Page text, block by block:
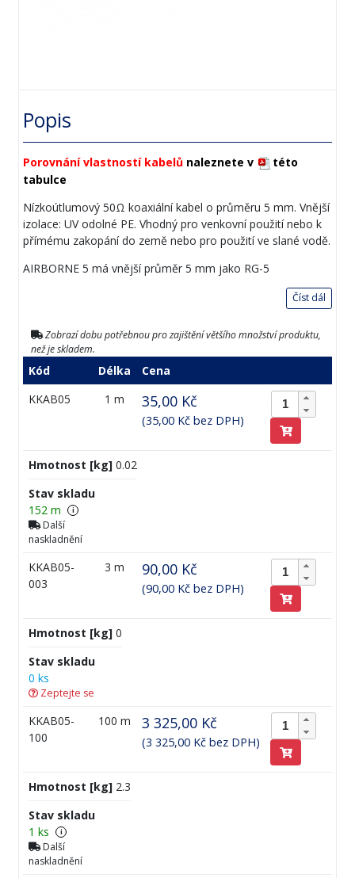
Popis
Porovnání vlastností kabelů naleznete v
této
tabulce
Nízkoútlumový 50Ω koaxiální kabel o průměru 5 mm. Vnější
izolace: UV odolné PE. Vhodný pro venkovní použití nebo k
přímému zakopání do země nebo pro použití ve slané vodě.
AIRBORNE 5 má vnější průměr 5 mm jako RG-5
Číst dál
Zobrazí dobu potřebnou pro zajištění většího množství produktu,
než je skladem.
Kód Délka
Cena
KKAB05
1 m 35,00 Kč
(35,00 Kč bez DPH)
Hmotnost [kg] 0.02
Stav skladu
152 m
i
Další
naskladnění
KKAB05-
003
3 m 90,00 Kč
(90,00 Kč bez DPH)
Hmotnost [kg] 0
Stav skladu
0 ks
Zeptejte se
KKAB05-
100
100 m 3 325,00 Kč
(3 325,00 Kč bez DPH)
Hmotnost [kg] 2.3
Stav skladu
1 ks
i
Další
naskladnění